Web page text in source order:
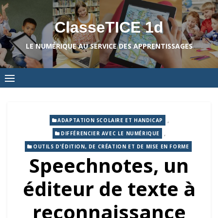
Skip
to
content
ClasseTICE 1d
LE NUMÉRIQUE AU SERVICE DES APPRENTISSAGES
ADAPTATION SCOLAIRE ET HANDICAP ,
DIFFÉRENCIER AVEC LE NUMÉRIQUE ,
OUTILS D'ÉDITION, DE CRÉATION ET DE MISE EN FORME
Speechnotes, un
éditeur de texte à
reconnaissance